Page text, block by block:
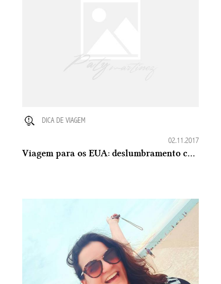
DICA DE VIAGEM
02.11.2017
Viagem para os EUA: deslumbramento com Chicago + Dicas